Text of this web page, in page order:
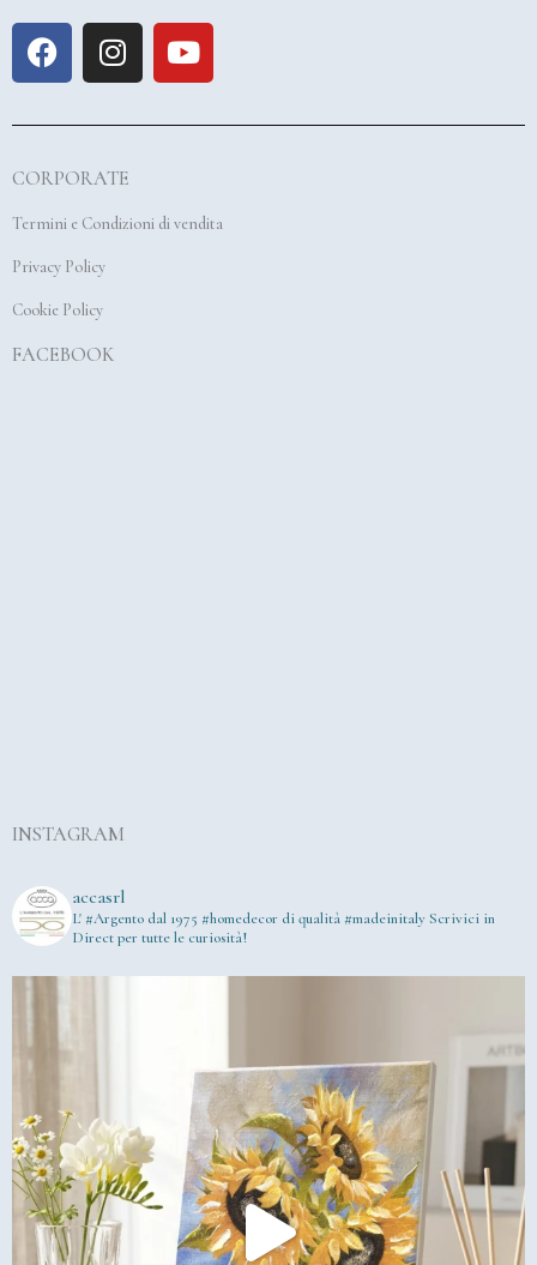
F
a
e
o
o
I
n
t
g
r
Y
o
t
e
CORPORATE
Termini e Condizioni di vendita
Privacy Policy
Cookie Policy
FACEBOOK
INSTAGRAM
accasrl
L' #Argento dal 1975 #homedecor di qualità #madeinitaly Scrivici in
Direct per tutte le curiosità!